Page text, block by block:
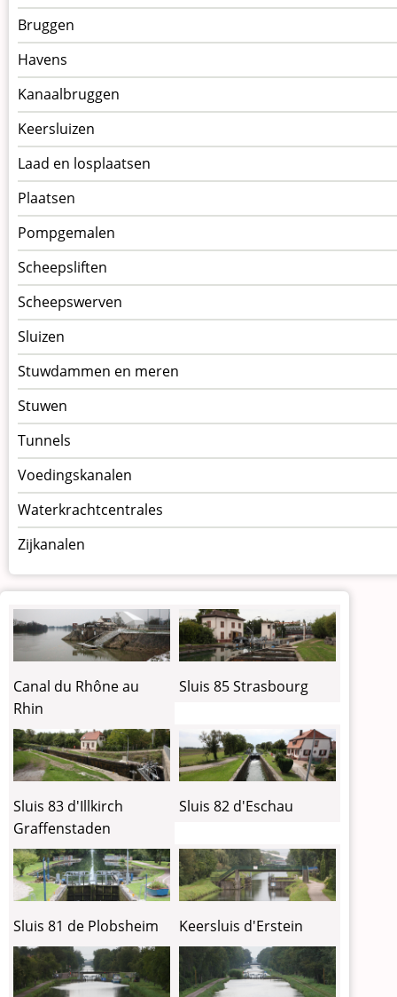
kunstwerken
op
kunstwerkpagina
Bruggen
Havens
Kanaalbruggen
Keersluizen
Laad en losplaatsen
Plaatsen
Pompgemalen
Scheepsliften
Scheepswerven
Sluizen
Stuwdammen en meren
Stuwen
Tunnels
Voedingskanalen
Waterkrachtcentrales
Zijkanalen
Canal du Rhône au
Rhin
Sluis 85 Strasbourg
Sluis 83 d'Illkirch
Graffenstaden
Sluis 82 d'Eschau
Sluis 81 de Plobsheim Keersluis d'Erstein